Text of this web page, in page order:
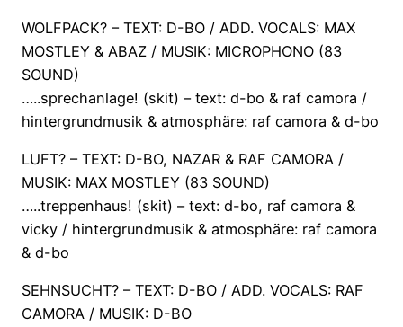
WOLFPACK? – TEXT: D-BO / ADD. VOCALS: MAX
MOSTLEY & ABAZ / MUSIK: MICROPHONO (83
SOUND)
…..sprechanlage! (skit) – text: d-bo & raf camora /
hintergrundmusik & atmosphäre: raf camora & d-bo
LUFT? – TEXT: D-BO, NAZAR & RAF CAMORA /
MUSIK: MAX MOSTLEY (83 SOUND)
…..treppenhaus! (skit) – text: d-bo, raf camora &
vicky / hintergrundmusik & atmosphäre: raf camora
& d-bo
SEHNSUCHT? – TEXT: D-BO / ADD. VOCALS: RAF
CAMORA / MUSIK: D-BO